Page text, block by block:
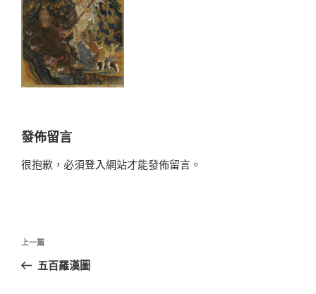
發佈留言
很抱歉，必須登入網站才能發佈留言。
文
導
上
一
上一篇
五百羅漢圖